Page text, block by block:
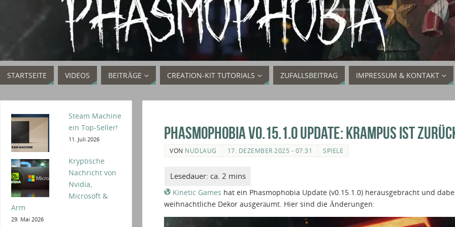
STARTSEITE VIDEOS BEITRÄGE CREATION-KIT TUTORIALS ZUFALLSBEITRAG IMPRESSUM & KONTAKT
Phasmophobia v0.15.1.0 Update: Krampus ist
VON NUDLAUG 17. DEZEMBER 2025 - 07:31 SPIELE
Kinetic Games hat ein Phasmophobia Update (v0.15.1.0) herausgebracht und
weihnachtliche Dekor ausgeräumt. Hier sind die Änderungen:
Steam Machine
ein Top-Seller!
11. Juli 2026
Kryptische
Nachricht von
Nvidia,
Microsoft &
Arm
29. Mai 2026